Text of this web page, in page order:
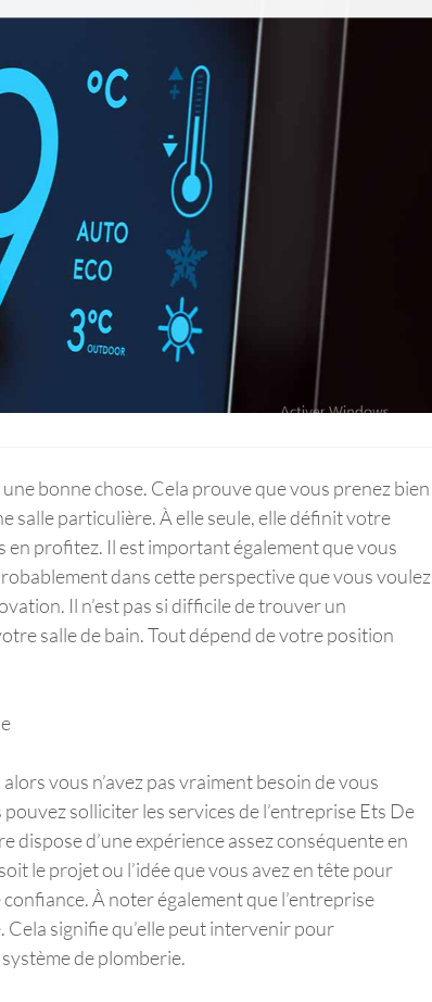
bonne chose. Cela prouve que vous prenez bien
salle particulière. À elle seule, elle définit votre
en profitez. Il est important également que vous
dans cette perspective que vous voulez
Il n’est pas si difficile de trouver un
salle de bain. Tout dépend de votre position
alors vous n’avez pas vraiment besoin de vous
solliciter les services de l’entreprise Ets De
d’une expérience assez conséquente en
le projet ou l’idée que vous avez en tête pour
À noter également que l’entreprise
signifie qu’elle peut intervenir pour
de plomberie.